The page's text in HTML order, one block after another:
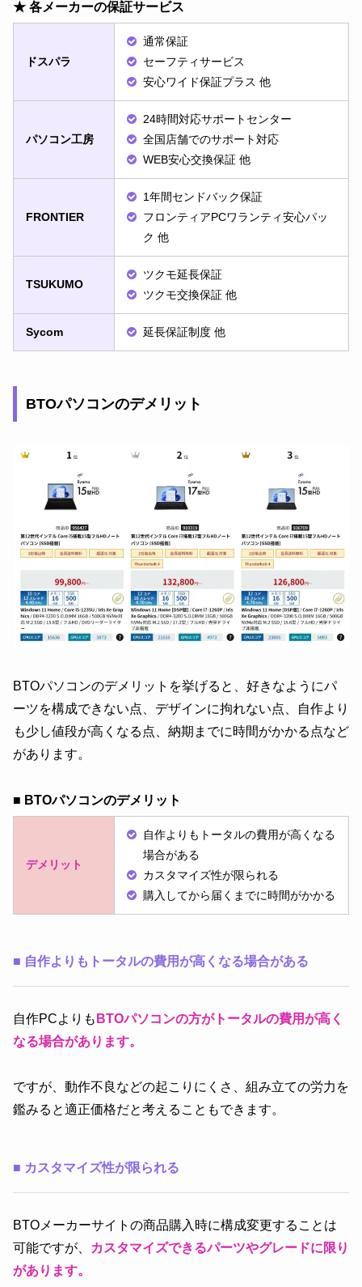
★ 各メーカーの保証サービス
ドスパラ
通常保証
セーフティサービス
安心ワイド保証プラス 他
パソコン工房
24時間対応サポートセンター
全国店舗でのサポート対応
WEB安心交換保証 他
FRONTIER
1年間センドバック保証
フロンティアPCワランティ安心パッ
ク 他
TSUKUMO
ツクモ延長保証
ツクモ交換保証 他
Sycom 延長保証制度 他
BTOパソコンのデメリット
BTOパソコンのデメリットを挙げると、好きなようにパ
ーツを構成できない点、デザインに拘れない点、自作より
も少し値段が高くなる点、納期までに時間がかかる点など
があります。
■ BTOパソコンのデメリット
デメリット
自作よりもトータルの費用が高くなる
場合がある
カスタマイズ性が限られる
購入してから届くまでに時間がかかる
■ 自作よりもトータルの費用が高くなる場合がある
自作PCよりも BTOパソコンの方がトータルの費用が高く
なる場合があります。
ですが、動作不良などの起こりにくさ、組み立ての労力を
鑑みると適正価格だと考えることもできます。
■ カスタマイズ性が限られる
BTOメーカーサイトの商品購入時に構成変更することは
可能ですが、
カスタマイズできるパーツやグレードに限り
があります。